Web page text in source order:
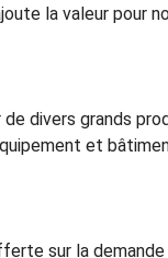
la valeur pour
divers grands
et
sur la